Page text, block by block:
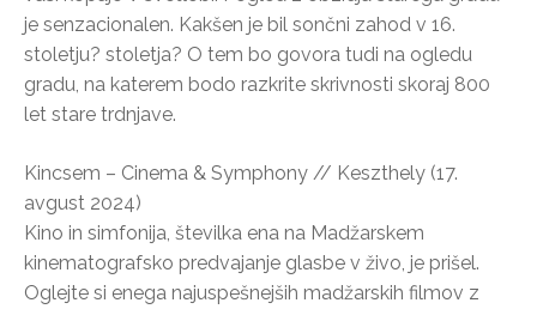
je senzacionalen. Kakšen je bil sončni zahod v 16.
stoletju? stoletja? O tem bo govora tudi na ogledu
gradu, na katerem bodo razkrite skrivnosti skoraj 800
let stare trdnjave.
Kincsem – Cinema & Symphony // Keszthely (17.
avgust 2024)
Kino in simfonija, številka ena na Madžarskem
kinematografsko predvajanje glasbe v živo, je prišel.
Oglejte si enega najuspešnejših madžarskih filmov z